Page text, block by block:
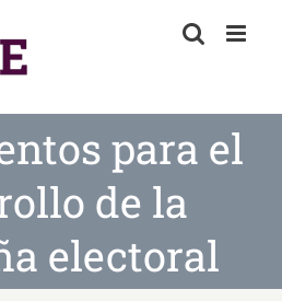
para el
de la
electoral